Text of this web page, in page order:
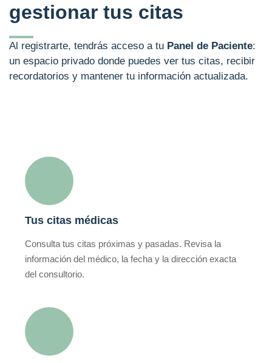
gestionar tus citas
Al registrarte, tendrás acceso a tu Panel de Paciente:
un espacio privado donde puedes ver tus citas, recibir
recordatorios y mantener tu información actualizada.
Tus citas médicas
Consulta tus citas próximas y pasadas. Revisa la
información del médico, la fecha y la dirección exacta
del consultorio.